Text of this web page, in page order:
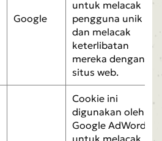
Google
untuk melacak
pengguna unik
dan melacak
keterlibatan
mereka dengan
situs web.
Cookie ini
digunakan oleh
Google AdWords
untuk melacak